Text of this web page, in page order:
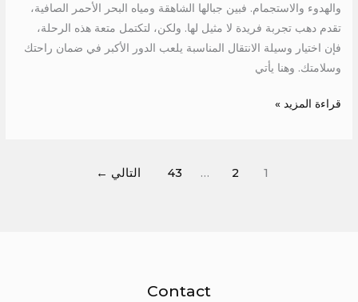
والهدوء والاستجمام. فبين جبالها الشاهقة ومياه البحر الأحمر الصافية،
تقدم دهب تجربة فريدة لا مثيل لها. ولكن، لتكتمل متعة هذه الرحلة،
فإن اختيار وسيلة الانتقال المناسبة يلعب الدور الأكبر في ضمان راحتك
وسلامتك. وهنا يأتي
قراءة المزيد »
1
2
…
43 التالي ←
Contact